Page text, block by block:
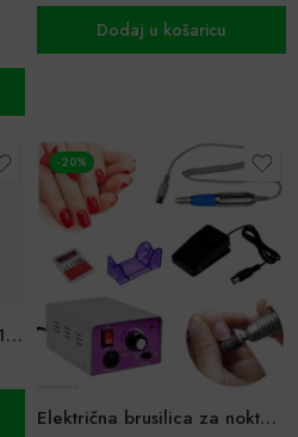
Dodaj u košaricu
Multifunkcionalni putni 10u1 set za manikuru i uljepšavanje
-20%
Električna brusilica za nokte s pedalom i set za manikuru